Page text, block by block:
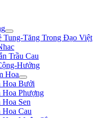
Tung-Tăng Trong Đạo Việt
Trầu Cau
Hưởng
Hoa
Hoa Bưởi
Phượng
Sen
Cau